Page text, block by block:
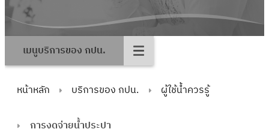
เมนูบริการของ กปน.
หน้าหลัก บริการของ กปน. ผู้ใช้น้ำควรรู้
การงดจ่ายน้ำประปา